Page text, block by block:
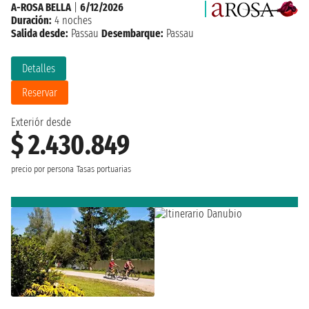
Exteriór desde
$ 2.430.849
precio por persona Tasas portuarias
Detalles
Reservar
A-ROSA BELLA| 6/12/2026
Duración: 4 noches
Salida desde: Passau Desembarque: Passau